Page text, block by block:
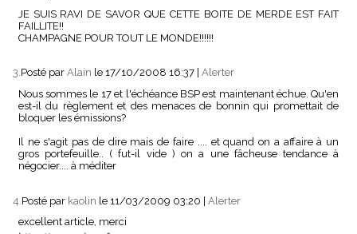
JE SUIS RAVI DE SAVOR QUE CETTE BOITE DE MERDE EST FAIT
FAILLITE!!
CHAMPAGNE POUR TOUT LE MONDE!!!!!!
3.Posté par Alain le 17/10/2008 16:37 Alerter
Nous sommes le 17 et l'échéance BSP est maintenant échue. Qu'en
est-il du règlement et des menaces de bonnin qui promettait de
bloquer les émissions?
Il ne s'agit pas de dire mais de faire .... et quand on a affaire à un
gros portefeuille.. ( fut-il vide ) on a une fâcheuse tendance à
négocier.... à méditer
4. Posté par kaolin le 11/03/2009 03:20 | Alerter
excellent article, merci